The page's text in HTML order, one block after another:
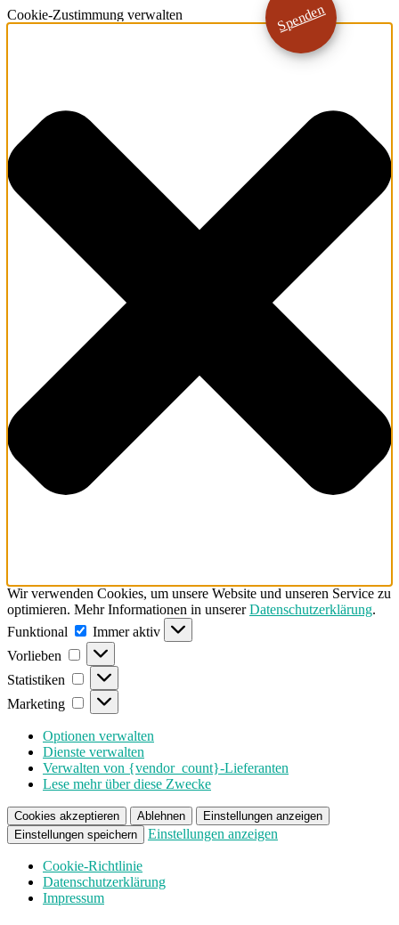
Cookie-Zustimmung verwalten
Wir verwenden Cookies, um unsere Website und unseren Service zu
optimieren. Mehr Informationen in unsererDatenschutzerklärung.
Funktional
Funktional
Immer aktiv
Vorlieben
Vorlieben
Statistiken Statistiken
Marketing Marketing
Optionen verwalten
Dienste verwalten
Verwalten von {vendor_count}-Lieferanten
Lese mehr über diese Zwecke
Cookies akzeptieren Ablehnen
Einstellungen anzeigen
Einstellungen speichern
Einstellungen anzeigen
Cookie-Richtlinie
Datenschutzerklärung
Impressum
Spenden